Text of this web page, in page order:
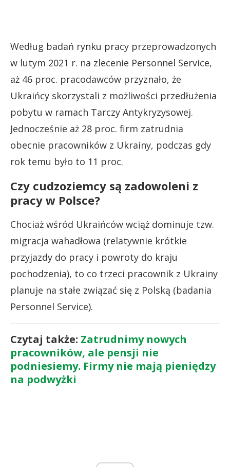
Według badań rynku pracy przeprowadzonych
w lutym 2021 r. na zlecenie Personnel Service,
aż 46 proc. pracodawców przyznało, że
Ukraińcy skorzystali z możliwości przedłużenia
pobytu w ramach Tarczy Antykryzysowej.
Jednocześnie aż 28 proc. firm zatrudnia
obecnie pracowników z Ukrainy, podczas gdy
rok temu było to 11 proc.
Czy cudzoziemcy są zadowoleni z
pracy w Polsce?
Chociaż wśród Ukraińców wciąż dominuje tzw.
migracja wahadłowa (relatywnie krótkie
przyjazdy do pracy i powroty do kraju
pochodzenia), to co trzeci pracownik z Ukrainy
planuje na stałe związać się z Polską (badania
Personnel Service).
Czytaj także: Zatrudnimy nowych
pracowników, ale pensji nie
podniesiemy. Firmy nie mają pieniędzy
na podwyżki